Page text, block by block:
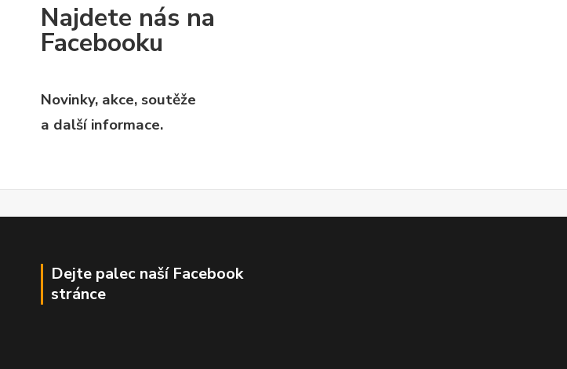
Najdete nás na
Facebooku
Novinky, akce, soutěže
a další informace.
Dejte palec naší Facebook
stránce